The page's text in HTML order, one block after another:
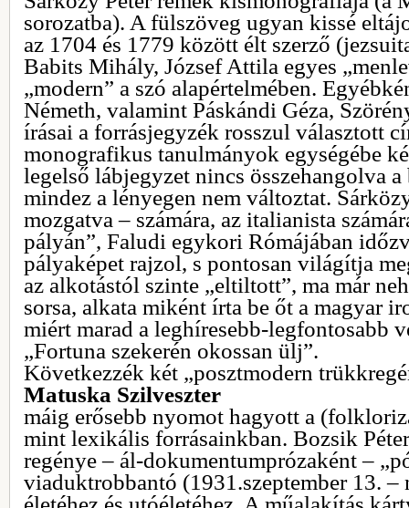
sorozatba). A fülszöveg ugyan kissé
az 1704 és 1779 között élt szerző
Babits Mihály, József Attila egyes
„modern” a szó alapértelmében.
Németh, valamint Páskándi Géza,
írásai a forrásjegyzék rosszul választott
monografikus tanulmányok egységébe
legelső lábjegyzet nincs összehangolva
mindez a lényegen nem változtat.
mozgatva – számára, az italianista
pályán”, Faludi egykori Rómájában
pályaképet rajzol, s pontosan világítja
az alkotástól szinte „eltiltott”, ma már
sorsa, alkata miként írta be őt a magyar
miért marad a leghíresebb-legfontosabb
„Fortuna szekerén okossan ülj”.
Következzék két „posztmodern
Matuska Szilveszter
máig erősebb nyomot hagyott a
mint lexikális forrásainkban. Bozsik
regénye – ál-dokumentumprózaként –
viaduktrobbantó (1931.szeptember 13. –